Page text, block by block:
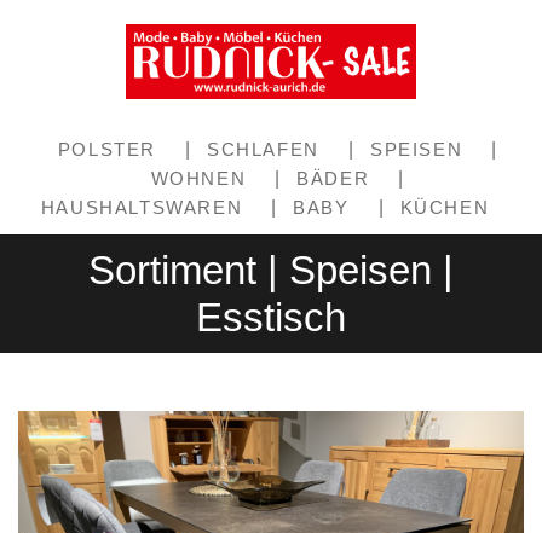
POLSTER SCHLAFEN SPEISEN
WOHNEN
BÄDER
HAUSHALTSWAREN
BABY KÜCHEN
Sortiment | Speisen |
Esstisch